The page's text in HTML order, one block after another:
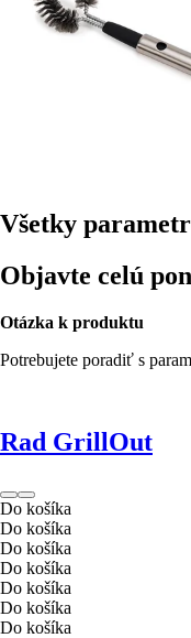
Všetky
Objavte celú
Otázka k produktu
Potrebujete poradiť s
Rad GrillOut
Do košíka
Do košíka
Do košíka
Do košíka
Do košíka
Do košíka
Do košíka